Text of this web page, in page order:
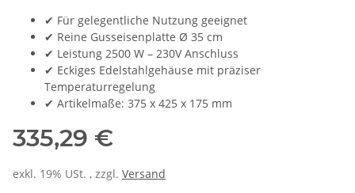
✔ Für gelegentliche Nutzung geeignet
✔ Reine Gusseisenplatte Ø 35 cm
✔ Leistung 2500 W – 230V Anschluss
✔ Eckiges Edelstahlgehäuse mit präziser
Temperaturregelung
✔ Artikelmaße: 375 x 425 x 175 mm
335,29 €
exkl. 19% USt. , zzgl. Versand